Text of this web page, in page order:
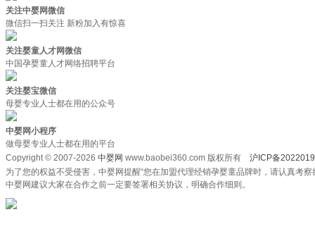
关注中婴网微信
微信扫一扫关注 新粉加入有惊喜
关注婴童人才网微信
中国孕婴童人才网络招聘平台
关注婴宝微信
母婴专业人士都在用的公众号
中婴网小程序
做母婴专业人士都在用的平台
Copyright © 2007-2026 中婴网 www.baobei360.com 版权所有 沪ICP备
为了您的权益不受侵害，中婴网提醒“您在加盟代理经销孕婴童品牌时，请认真考
中婴网建议大家在合作之前一定要签署相关协议，明确合作细则。